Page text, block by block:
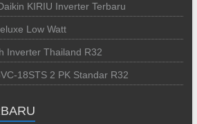
KIRIU Inverter Terbaru
Low Watt
Inverter Thailand R32
18STS 2 PK Standar R32